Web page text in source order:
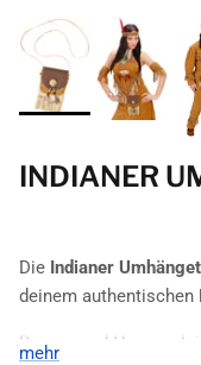
INDIANER
Die Indianer
deinem authentischen
Damen und Herren
mehr